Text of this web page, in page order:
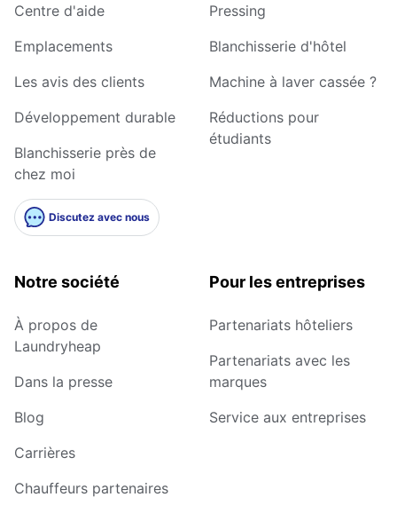
Centre d'aide
Emplacements
Les avis des clients
Développement durable
Blanchisserie près de
chez moi
Discutez avec nous
Pressing
Blanchisserie d'hôtel
Machine à laver cassée ?
Réductions pour
étudiants
Notre société
À propos de
Laundryheap
Dans la presse
Blog
Carrières
Chauffeurs partenaires
Pour les entreprises
Partenariats hôteliers
Partenariats avec les
marques
Service aux entreprises